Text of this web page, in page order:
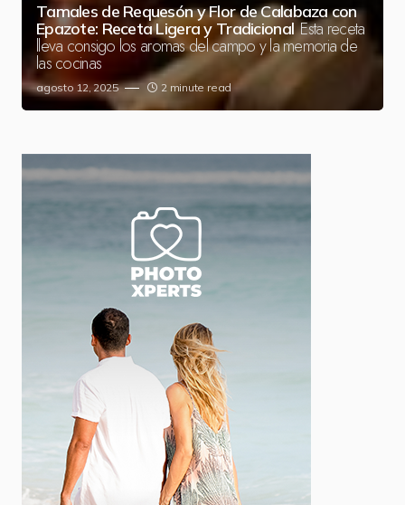
Tamales de Requesón y Flor de Calabaza con
Epazote: Receta Ligera y Tradicional Esta receta
lleva consigo los aromas del campo y la memoria de
las cocinas
agosto 12, 2025 2 minute read